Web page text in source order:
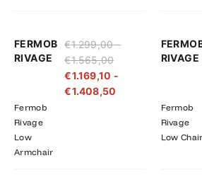
FERMOB
RIVAGE
Fermob
Rivage
Low
Armchair
€1.299,00 -
€1.565,00
€1.299,00
tot
€1.565,00
€1.169,10 -
€1.408,50
€1.169,10
€1.408,50
RIVAGE
Fermob
Rivage
Low Chair